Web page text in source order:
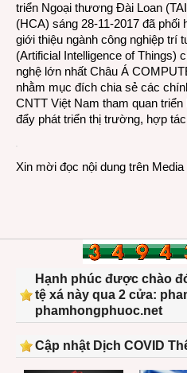
triển Ngoại thương Đài Loan
(HCA) sáng 28-11-2017 đã
giới thiệu ngành công nghiệp trí
(Artificial Intelligence of Things)
nghệ lớn nhất Châu Á
nhằm mục đích chia sẻ các
CNTT Việt Nam tham quan
đẩy phát triển thị trường, hợp
Xin mời đọc nội dung trên Media
Hạnh phúc được chào
tệ xá này qua 2 cửa:
phamhongphuoc.net
Cập nhật Dịch COVID